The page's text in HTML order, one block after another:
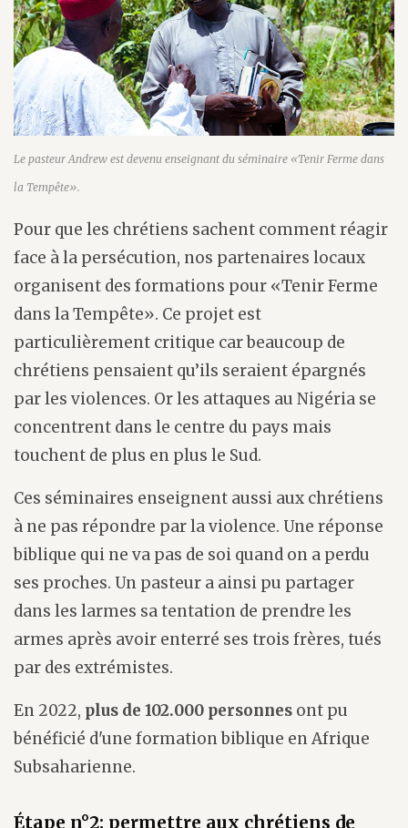
Le pasteur Andrew est devenu enseignant du séminaire «Tenir Ferme dans
la Tempête».
Pour que les chrétiens sachent comment réagir
face à la persécution, nos partenaires locaux
organisent des formations pour «Tenir Ferme
dans la Tempête». Ce projet est
particulièrement critique car beaucoup de
chrétiens pensaient qu’ils seraient épargnés
par les violences. Or les attaques au Nigéria se
concentrent dans le centre du pays mais
touchent de plus en plus le Sud.
Ces séminaires enseignent aussi aux chrétiens
à ne pas répondre par la violence. Une réponse
biblique qui ne va pas de soi quand on a perdu
ses proches. Un pasteur a ainsi pu partager
dans les larmes sa tentation de prendre les
armes après avoir enterré ses trois frères, tués
par des extrémistes.
En 2022, plus de 102.000 personnes ont pu
bénéficié d'une formation biblique en Afrique
Subsaharienne.
Étape n°2: permettre aux chrétiens de